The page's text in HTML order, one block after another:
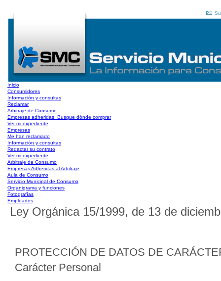
Inicio
Consumidores
Información y consultas
Reclamar
Arbitraje de Consumo
Empresas adheridas: Busque dónde comprar
Ver mi expediente
Empresas
Me han reclamado
Información y consultas
Redactar su contrato
Ver mi expediente
Arbitraje de Consumo
Empresas Adheridas al Arbitraje
Aula de Consumo
Servicio Municipal de Consumo
Organigrama y funciones
Fotografías
Empleados
Ley Orgánica 15/1999, de 13 de
PROTECCIÓN DE DATOS DE
Carácter Personal